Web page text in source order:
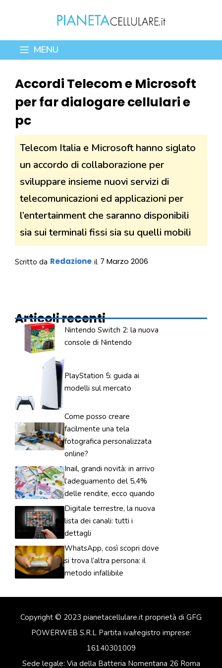
contenuto
MENU
Accordi Telecom e Microsoft
per far dialogare cellulari e
pc
Telecom Italia e Microsoft hanno siglato
un accordo di collaborazione per
sviluppare insieme nuovi servizi di
telecomunicazioni ed applicazioni per
l’entertainment che saranno disponibili
sia sui terminali fissi sia su quelli mobili
Scritto da Redazione il 7 Marzo 2006
Articoli recenti
Nintendo Switch 2: la nuova
console di Nintendo
PlayStation 5: guida ai
modelli sul mercato
Come posso creare
facilmente una tela
fotografica personalizzata
online?
Inail, grandi novità: in arrivo
l’adeguamento del 5,4%
delle rendite, ecco quando
Digitale terrestre, la nuova
lista dei canali: tutti i
dettagli
WhatsApp, così scopri dove
si trova l’altra persona: il
metodo infallibile
Copyright © 2023 pianetacellulare.it proprietà di GFG
POWERWEB S.R.L Partita iva/registro imprese:
16140301009
Sede legale: Via della Batteria Nomentana 26 Roma